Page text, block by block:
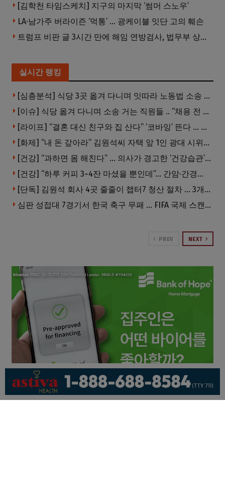
[김학천 타임스케치] 지구의 마지막 ‘썸머 스노우’
LA·남가주 버라이즌 ‘먹통’ … 광케이블 잇단 고의 훼손
트럼프 비판 글 3시간 만에 해임 연방검사, 법무부 상대 소송
실시간 랭킹
[심층분석] 식당 3곳 옮겨 다니며 잇따라 노동법 소송 … 피소된 곳 모두 LA·OC 한인 식당들
[이슈] 식당 옮겨 다니며 소송 거는 직원들 .. “채용 전 반드시 확인해야”
[라이프] “결혼 대신 친구와 집 산다” ‘코바잉’ 뜬다 … 내 집 마련 공식 바뀌었다
[화제] “내 돈 갚아라” 김원석씨 자택 앞 1인 광대 시위 … 한인 투자사, “108만 달러 못받아”
[건강] “과하면 몸 해친다” … 의사가 경고한 ‘건강습관’ 5가지
[건강] “하루 커피 3~4잔 마셨을 뿐인데”… 간암·간경변 위험 뚝
[단독] 김원석 회사 4곳 줄줄이 챕터7 청산 절차 … 3개 법인 같은 날 동시 파산 신청
심판 성접대 7경기서 한국 축구 무패 … FIFA 국제 스캔들 번지나
PREV NEXT